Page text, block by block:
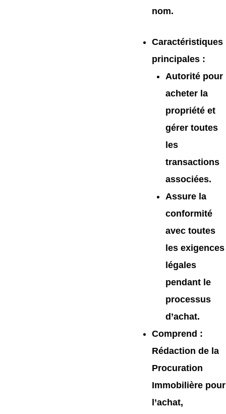
nom.
Caractéristiques
principales:
Autorité pour
acheter la
propriété et
gérer toutes
les
transactions
associées.
Assure la
conformité
avec toutes
les exigences
légales
pendant le
processus
d’achat.
Comprend :
Rédaction de la
Procuration
Immobilière pour
l’achat,